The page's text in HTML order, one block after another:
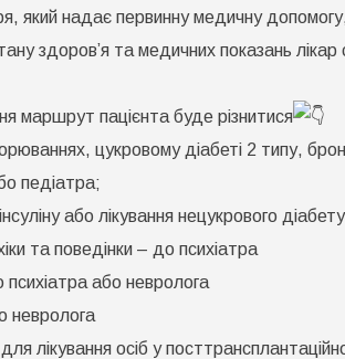
який надає первинну медичну
здоров’я та медичних показань лікар
маршрут пацієнта буде різнитися
цукровому діабеті 2 типу,
педіатра;
або лікування нецукрового
та поведінки – до психіатра
психіатра або невролога
невролога
лікування осіб у